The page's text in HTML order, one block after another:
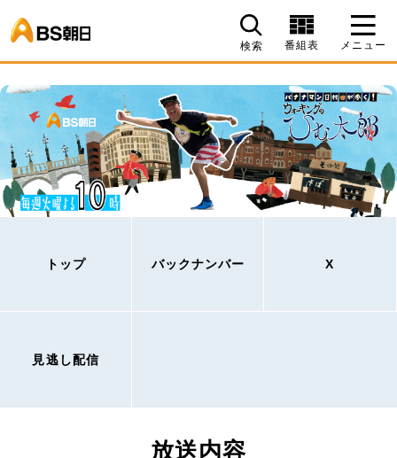
検索 番組表 メニュー
トップ バックナンバー X
見逃し配信
放送内容